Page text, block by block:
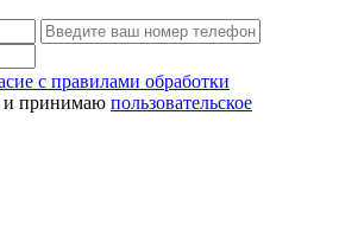
с правилами обработки
и принимаю пользовательское